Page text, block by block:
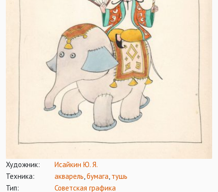
Художник:
Исайкин Ю. Я.
Техника:
акварель,бумага, тушь
Тип:
Советская графика